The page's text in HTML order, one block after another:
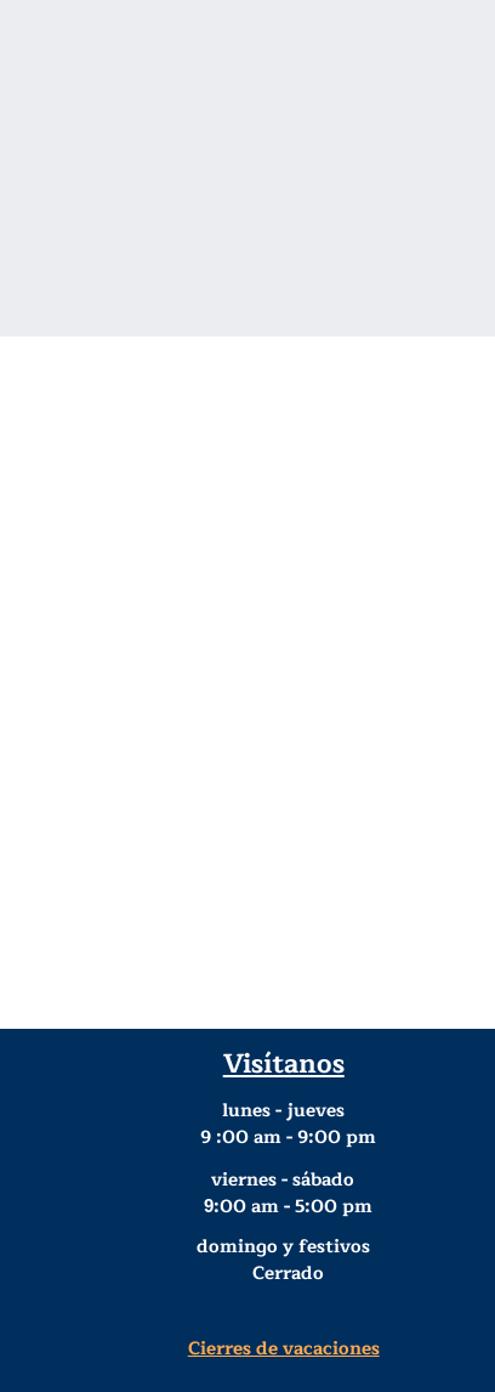
Visítanos
lunes - jueves
9 :00 am - 9:00 pm
viernes - sábado
9:00 am - 5:00 pm
domingo y festivos
Cerrado
Cierres de vacaciones